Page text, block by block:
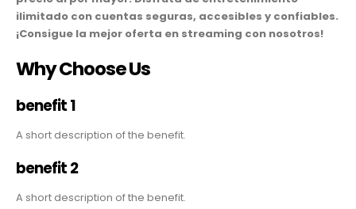
ilimitado con cuentas seguras, accesibles y confiables.
¡Consigue la mejor oferta en streaming con nosotros!
Why Choose Us
benefit 1
A short description of the benefit.
benefit 2
A short description of the benefit.